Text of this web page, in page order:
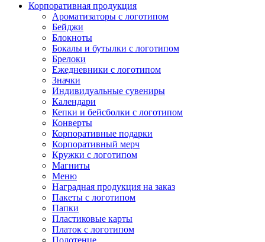
Корпоративная продукция
Ароматизаторы с логотипом
Бейджи
Блокноты
Бокалы и бутылки с логотипом
Брелоки
Ежедневники с логотипом
Значки
Индивидуальные сувениры
Календари
Кепки и бейсболки с логотипом
Конверты
Корпоративные подарки
Корпоративный мерч
Кружки с логотипом
Магниты
Меню
Наградная продукция на заказ
Пакеты с логотипом
Папки
Пластиковые карты
Платок с логотипом